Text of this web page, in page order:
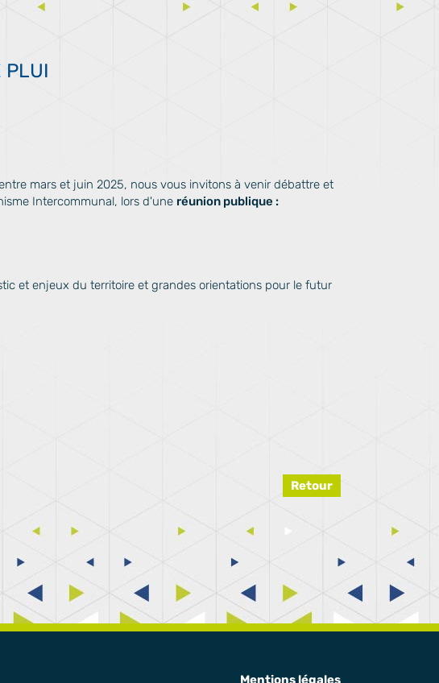
PLUI
mars et juin 2025, nous vous invitons à venir débattre et
Intercommunal, lors d'une réunion publique :
et enjeux du territoire et grandes orientations pour le futur
Retour
Mentions légales